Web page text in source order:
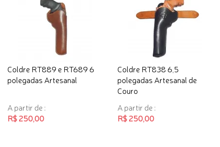
Coldre RT889 e RT689 6
polegadas Artesanal
A partir de :
R$ 250,00
Coldre RT838 6,5
polegadas Artesanal de
Couro
A partir de :
R$ 250,00